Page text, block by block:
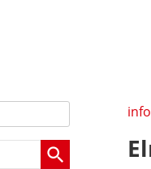
info